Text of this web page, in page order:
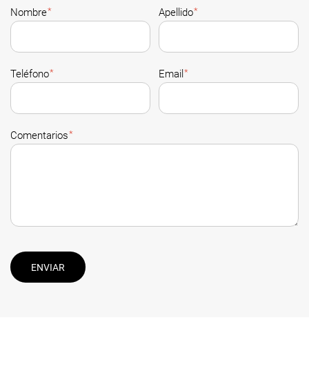
Nombre* Apellido*
Teléfono* Email *
Comentarios*
ENVIAR